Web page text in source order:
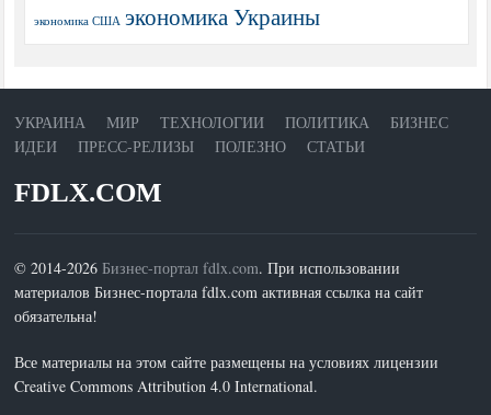
экономика США экономика Украины
УКРАИНА МИР ТЕХНОЛОГИИ ПОЛИТИКА
БИЗНЕС
ИДЕИ
ПРЕСС-РЕЛИЗЫ ПОЛЕЗНО СТАТЬИ
FDLX.COM
© 2014-2026Бизнес-портал fdlx.com. При использовании
материалов Бизнес-портала fdlx.com активная ссылка на сайт
обязательна!
Все материалы на этом сайте размещены на условиях лицензии
Creative Commons Attribution 4.0 International.